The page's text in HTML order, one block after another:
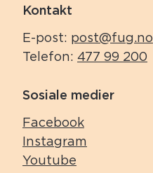
Kontakt
E-post: post@fug.no
Telefon: 477 99 200
Sosiale medier
Facebook
Instagram
Youtube